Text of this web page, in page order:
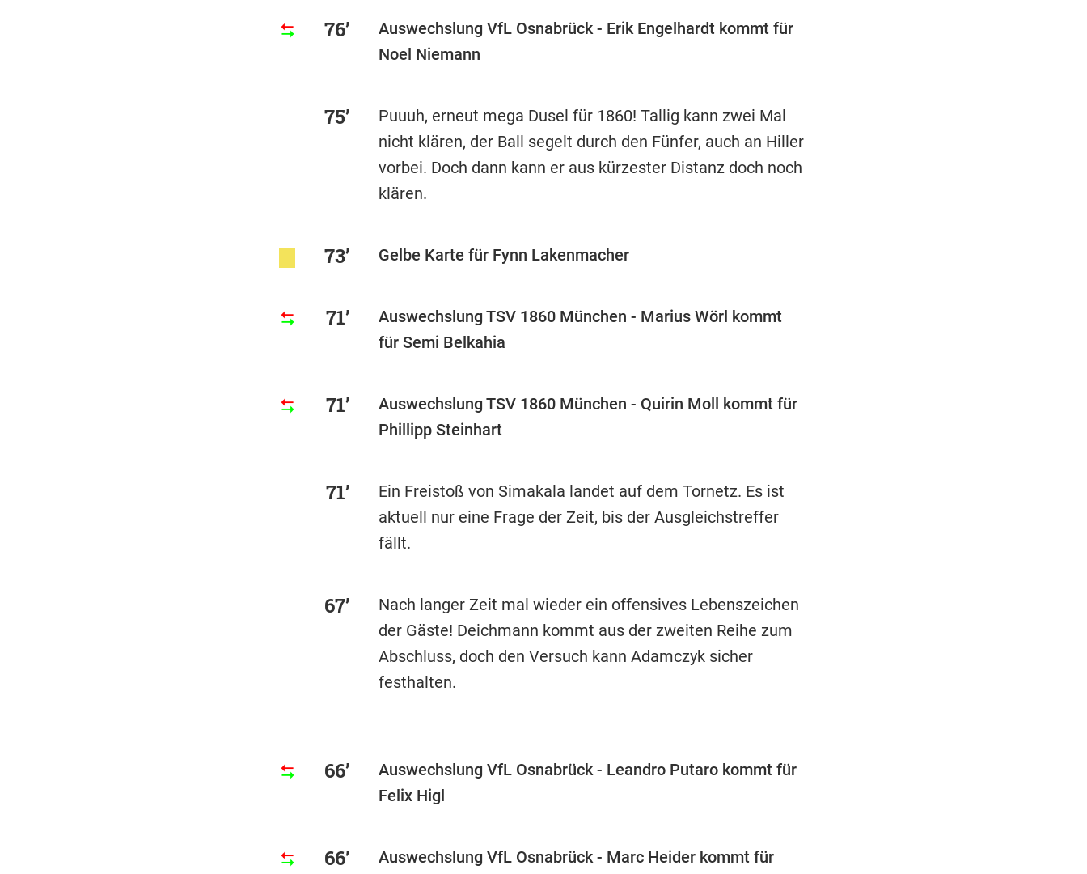
76’
Auswechslung VfL Osnabrück - Erik Engelhardt kommt für
Noel Niemann
75’
Puuuh, erneut mega Dusel für 1860! Tallig kann zwei Mal
nicht klären, der Ball segelt durch den Fünfer, auch an Hiller
vorbei. Doch dann kann er aus kürzester Distanz doch noch
klären.
73’ Gelbe Karte für Fynn Lakenmacher
71’
Auswechslung TSV 1860 München - Marius Wörl kommt
für Semi Belkahia
71’
Auswechslung TSV 1860 München - Quirin Moll kommt für
Phillipp Steinhart
71’
Ein Freistoß von Simakala landet auf dem Tornetz. Es ist
aktuell nur eine Frage der Zeit, bis der Ausgleichstreffer
fällt.
67’
Nach langer Zeit mal wieder ein offensives Lebenszeichen
der Gäste! Deichmann kommt aus der zweiten Reihe zum
Abschluss, doch den Versuch kann Adamczyk sicher
festhalten.
66’
Auswechslung VfL Osnabrück - Leandro Putaro kommt für
Felix Higl
66’
Auswechslung VfL Osnabrück - Marc Heider kommt für